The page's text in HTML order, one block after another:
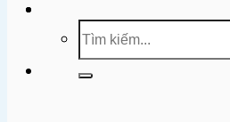
Tìm
kiếm: